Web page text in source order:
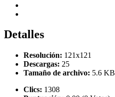
Detalles
Resolución: 121x121
Descargas: 25
Tamaño de archivo: 5.6 KB
Clics: 1308